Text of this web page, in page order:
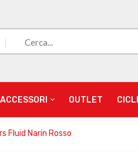
ACCESSORI OUTLET
Fluid Narin Rosso